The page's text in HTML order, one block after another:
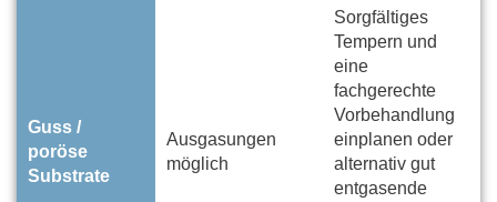
Guss /
poröse
Substrate
Ausgasungen
möglich
Sorgfältiges
Tempern und
eine
fachgerechte
Vorbehandlung
einplanen oder
alternativ gut
entgasende